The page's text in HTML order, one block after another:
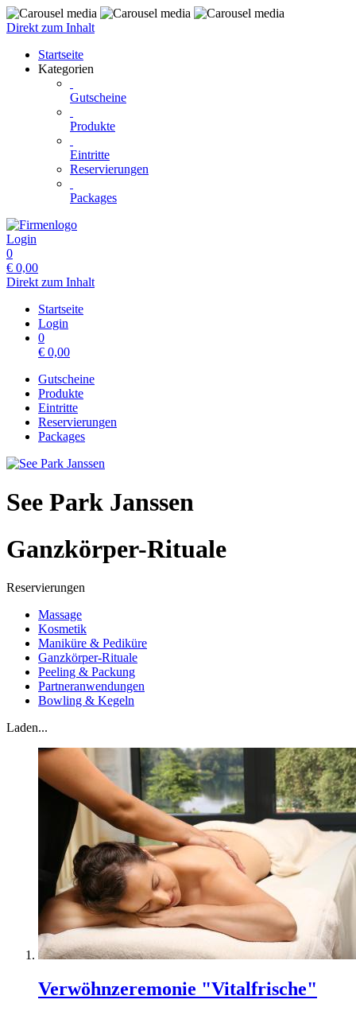
Direkt zum Inhalt
Startseite
Kategorien
Gutscheine
Produkte
Eintritte
Reservierungen
Packages
Login
0
€ 0,00
Direkt zum Inhalt
Startseite
Login
0
€ 0,00
Gutscheine
Produkte
Eintritte
Reservierungen
Packages
See Park Janssen
Ganzkörper-Rituale
Reservierungen
Massage
Kosmetik
Maniküre & Pediküre
Ganzkörper-Rituale
Peeling & Packung
Partneranwendungen
Bowling & Kegeln
Laden...
Verwöhnzeremonie "Vitalfrische"